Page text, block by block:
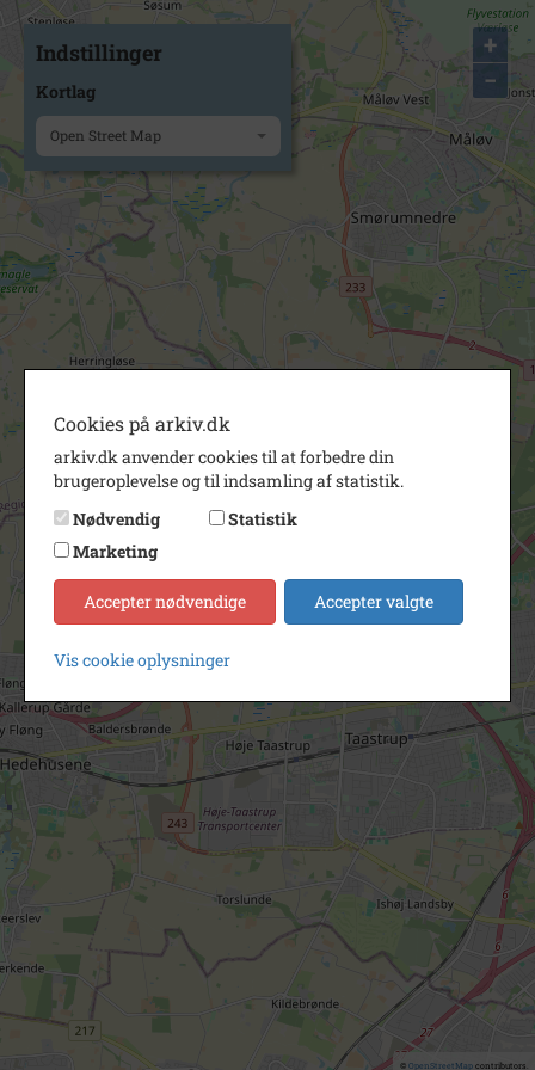
+
−
© OpenStreetMapcontributors.
Indstillinger
Kortlag
Open Street Map
Cookies på arkiv.dk
arkiv.dk anvender cookies til at forbedre din
brugeroplevelse og til indsamling af statistik.
Nødvendig
Statistik
Marketing
Accepter nødvendige Accepter valgte
Vis cookie oplysninger